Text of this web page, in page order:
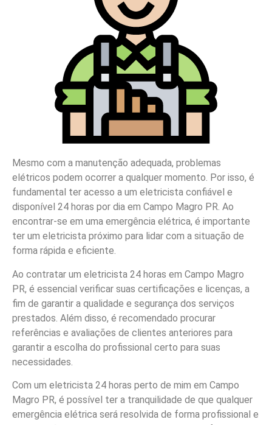
Mesmo com a manutenção adequada, problemas
elétricos podem ocorrer a qualquer momento. Por isso, é
fundamental ter acesso a um eletricista confiável e
disponível 24 horas por dia em Campo Magro PR. Ao
encontrar-se em uma emergência elétrica, é importante
ter um eletricista próximo para lidar com a situação de
forma rápida e eficiente.
Ao contratar um eletricista 24 horas em Campo Magro
PR, é essencial verificar suas certificações e licenças, a
fim de garantir a qualidade e segurança dos serviços
prestados. Além disso, é recomendado procurar
referências e avaliações de clientes anteriores para
garantir a escolha do profissional certo para suas
necessidades.
Com um eletricista 24 horas perto de mim em Campo
Magro PR, é possível ter a tranquilidade de que qualquer
emergência elétrica será resolvida de forma profissional e